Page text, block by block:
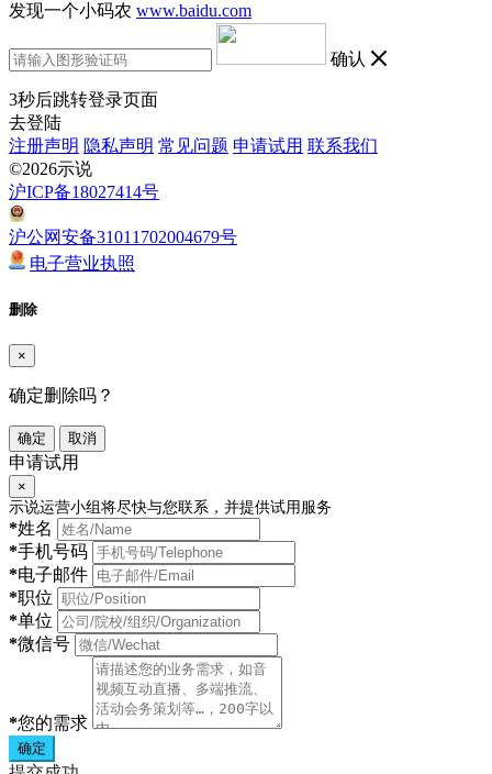
发现一个小码农 www.baidu.com
确认
3秒后跳转登录页面
去登陆
注册声明 隐私声明 常见问题 申请试用 联系我们
©2026示说
沪ICP备18027414号
沪公网安备31011702004679号
电子营业执照
删除
×
确定删除吗？
确定 取消
申请试用
×
示说运营小组将尽快与您联系，并提供试用服务
*姓名
*手机号码
*电子邮件
*职位
*单位
*微信号
*您的需求
确定